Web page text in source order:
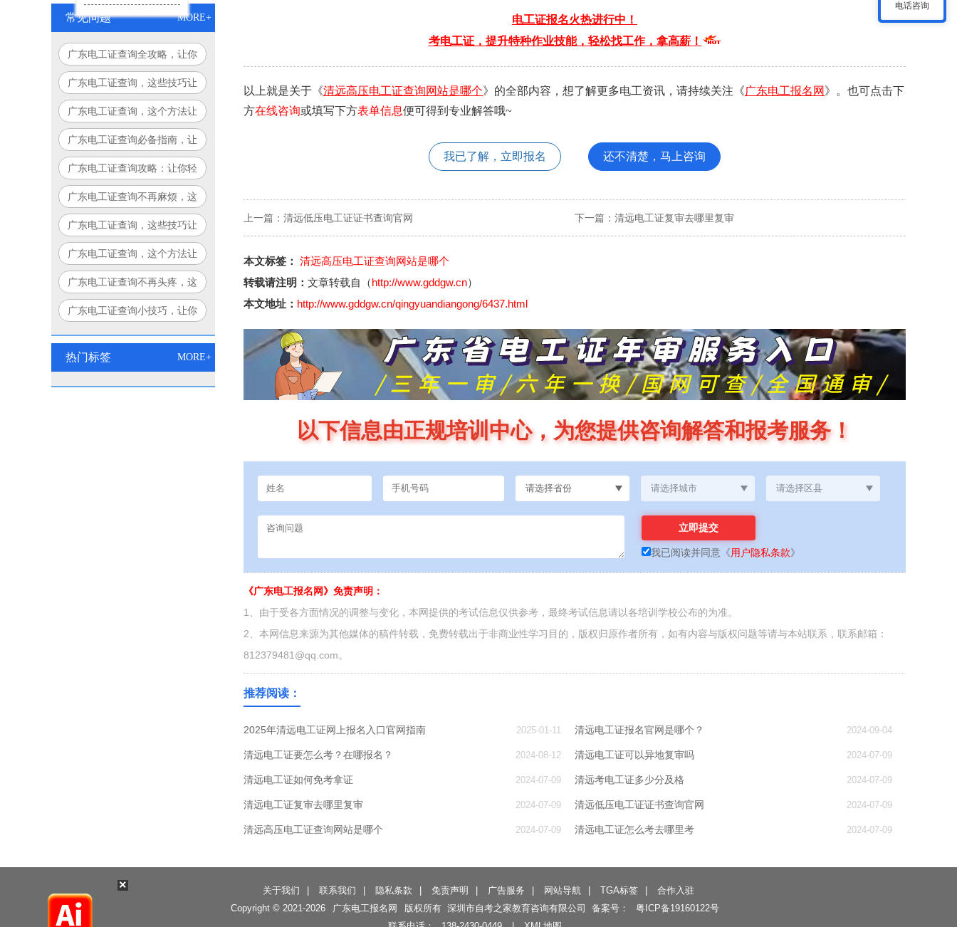
常见问题 MORE+
广东电工证查询全攻略，让你
查询更轻松！
广东电工证查询，这些技巧让
你轻松搞定！
广东电工证查询，这个方法让
你告别繁琐流程！
广东电工证查询必备指南，让
你少走弯路！
广东电工证查询攻略：让你轻
松搞定，永不迷路！
广东电工证查询不再麻烦，这
个方法让你省时又省力！
广东电工证查询，这些技巧让
你事半功倍！
广东电工证查询，这个方法让
你告别繁琐！
广东电工证查询不再头疼，这
个方法让你豁然开朗！
广东电工证查询小技巧，让你
热门标签 MORE+
电工证报名火热进行中！
考电工证，提升特种作业技能，轻松找工作，拿高薪！
以上就是关于《清远高压电工证查询网站是哪个》的全部内容，想了解更多电工资讯，请持续关注《广东电工报名网 》。也可点击下
方在线咨询或填写下方表单信息便可得到专业解答哦~
我已了解，立即报名 还不清楚，马上咨询
上一篇： 清远低压电工证证书查询官网 下一篇： 清远电工证复审去哪里复审
本文标签： 清远高压电工证查询网站是哪个
转载请注明： 文章转载自（http://www.gddgw.cn）
本文地址： http://www.gddgw.cn/qingyuandiangong/6437.html
以下信息由正规培训中心，为您提供咨询解答和报考服务！
我已阅读并同意 《用户隐私条款》
《广东电工报名网》免责声明：
1、由于受各方面情况的调整与变化，本网提供的考试信息仅供参考，最终考试信息请以各培训学校公布的为准。
2、本网信息来源为其他媒体的稿件转载，免费转载出于非商业性学习目的，版权归原作者所有，如有内容与版权问题等请与本站联系，联系邮箱：
812379481@qq.com。
推荐阅读：
2025年清远电工证网上报名入口官网指南 2025-01-11 清远电工证报名官网是哪个？ 2024-09-04
清远电工证要怎么考？在哪报名？ 2024-08-12 清远电工证可以异地复审吗 2024-07-09
清远电工证如何免考拿证 2024-07-09 清远考电工证多少分及格 2024-07-09
清远电工证复审去哪里复审 2024-07-09 清远低压电工证证书查询官网 2024-07-09
清远高压电工证查询网站是哪个 2024-07-09 清远电工证怎么考去哪里考 2024-07-09
关于我们 联系我们 隐私条款 免责声明 广告服务 网站导航 TGA标签
合作入驻
Copyright © 2021-2026 广东电工报名网 版权所有 深圳市自考之家教育咨询有限公司 备案号：
粤ICP备19160122号
×
电话咨询